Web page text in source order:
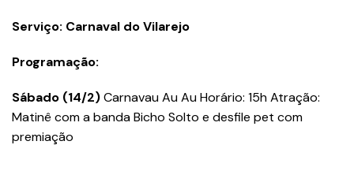
Serviço: Carnaval do Vilarejo
Programação:
Sábado (14/2)Carnavau Au Au Horário: 15h Atração:
Matinê com a banda Bicho Solto e desfile pet com
premiação